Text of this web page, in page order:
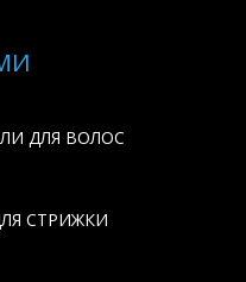
ДЛЯ ВОЛОС
СТРИЖКИ